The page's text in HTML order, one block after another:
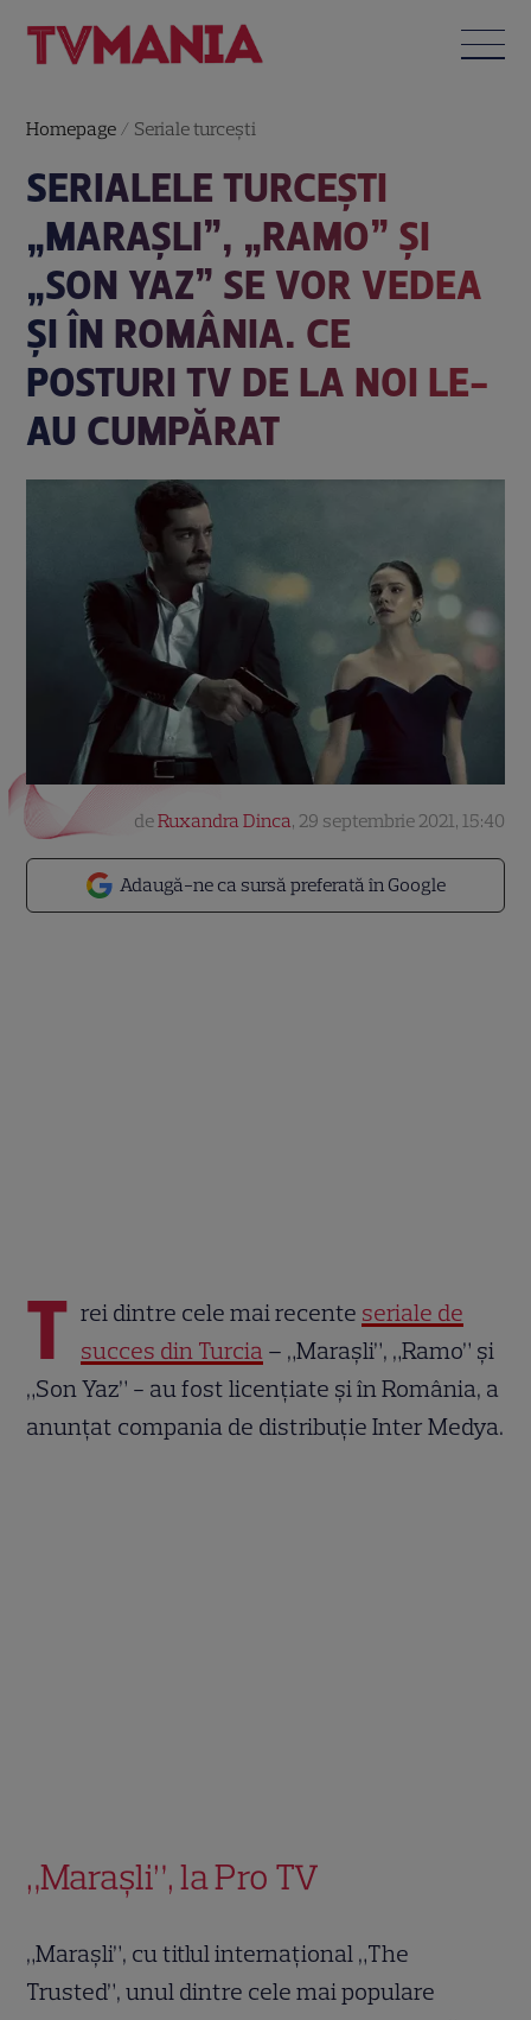
Homepage / Seriale turceşti
SERIALELE TURCEȘTI
„MARAŞLI”, „RAMO” ȘI
„SON YAZ” SE VOR VEDEA
ȘI ÎN ROMÂNIA. CE
POSTURI TV DE LA NOI LE-
AU CUMPĂRAT
Adaugă-ne ca sursă preferată în Google
deRuxandra Dinca, 29 septembrie 2021, 15:40
T rei dintre cele mai recente seriale de
succes din Turcia – „Maraşli”, „Ramo” și
„Son Yaz” - au fost licențiate și în România, a
anunțat compania de distribuție Inter Medya.
„Maraşli”, la Pro TV
„Maraşli”, cu titlul internațional „The
Trusted”, unul dintre cele mai populare